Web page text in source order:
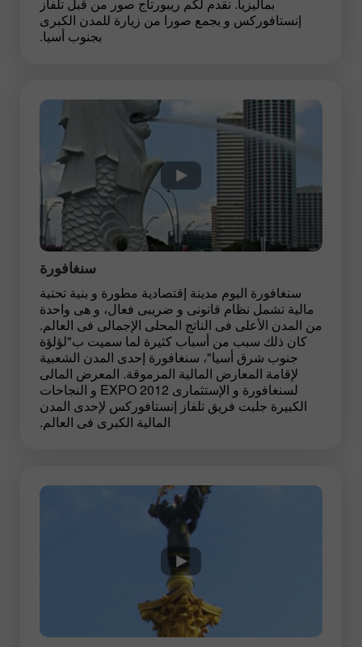
إنستافوركس و يجمع صورا من زيارة للمدن الكبرى
بجنوب أسيا.
سنغافورة
سنغافورة اليوم مدينة إقتصادية مطورة و بنية تحتية
مالية تشمل نظام قانونى و ضريبى فعال، و هى واحدة
من المدن الأعلى فى الناتج المحلى الإجمالى فى العالم.
كان ذلك سبب من أسباب كثيرة لما سميت ب"لؤلؤة
جنوب شرق أسيا"، سنغافورة إحدى المدن الشعبية
لإقامة المعارض المالية المرموقة. المعرض المالى
لسنغافورة و الإستثمارى EXPO 2012 و النجاحات
الكبيرة جلبت فريق تلفاز إنستافوركس لإحدى المدن
المالية الكبرى فى العالم.